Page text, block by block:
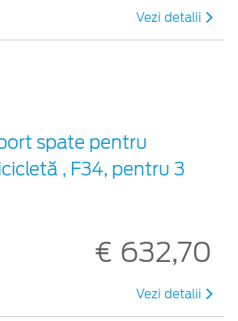
Vezi detalii
spate pentru
, F34, pentru 3
€ 632,70
Vezi detalii